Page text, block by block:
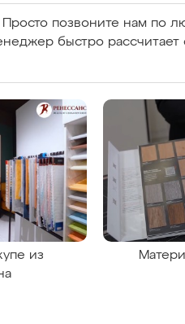
позвоните нам по
быстро рассчитает
из